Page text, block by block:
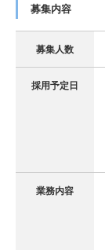
募集内容
募集人数
採用予定日
業務内容